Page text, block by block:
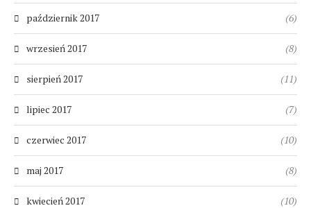
październik 2017 (6)
wrzesień 2017 (8)
sierpień 2017 (11)
lipiec 2017 (7)
czerwiec 2017 (10)
maj 2017 (8)
kwiecień 2017 (10)